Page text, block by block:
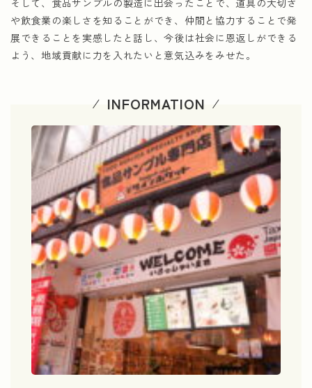
そして、食品サンプルの製造に出会ったことで、道具の大切さ
や飲食業の楽しさを知ることができ、仲間と協力することで発
展できることを実感したと話し、今後は社会に恩返しができる
よう、地域貢献に力を入れたいと意気込みをみせた。
INFORMATION